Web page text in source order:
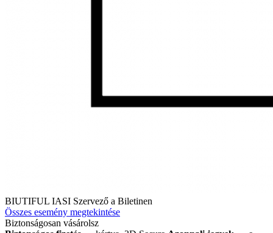
BIUTIFUL IASI Szervező a Biletinen
Összes esemény megtekintése
Biztonságosan vásárolsz